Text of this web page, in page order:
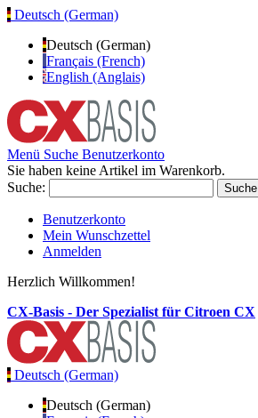
Deutsch (German)
Deutsch (German)
Français (French)
English (Anglais)
Menü Suche Benutzerkonto
Sie haben keine Artikel im Warenkorb.
Suche:
Suche
Benutzerkonto
Mein Wunschzettel
Anmelden
Herzlich Willkommen!
CX-Basis - Der Spezialist für Citroen CX
Deutsch (German)
Deutsch (German)